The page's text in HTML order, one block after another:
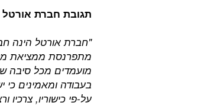
תגובת חברת
"חברת אורטל הינה
מתפרנסת ממציאת
מועמדים מכל סיבה
בעבודה ומאמינים
על-פי כישוריו, צרכיו